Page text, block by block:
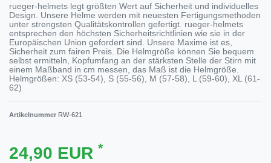
rueger-helmets legt größten Wert auf Sicherheit und individuelles
Design. Unsere Helme werden mit neuesten Fertigungsmethoden
unter strengsten Qualitätskontrollen gefertigt. rueger-helmets
entsprechen den höchsten Sicherheitsrichtlinien wie sie in der
Europäischen Union gefordert sind. Unsere Maxime ist es,
Sicherheit zum fairen Preis. Die Helmgröße können Sie bequem
selbst ermitteln, Kopfumfang an der stärksten Stelle der Stirn mit
einem Maßband in cm messen, das Maß ist die Helmgröße.
Helmgrößen: XS (53-54), S (55-56), M (57-58), L (59-60), XL (61-
62)
Artikelnummer RW-621
24,90 EUR *